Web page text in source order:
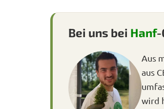
Bei uns bei Hanf-
Aus
aus
wird